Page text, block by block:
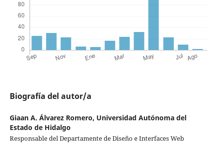
Biografía del autor/a
Giaan A. Álvarez Romero, Universidad Autónoma del
Estado de Hidalgo
Responsable del Departamente de Diseño e Interfaces Web